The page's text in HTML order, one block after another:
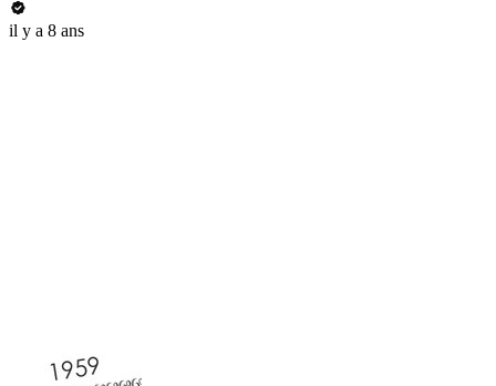
il y a 8 ans